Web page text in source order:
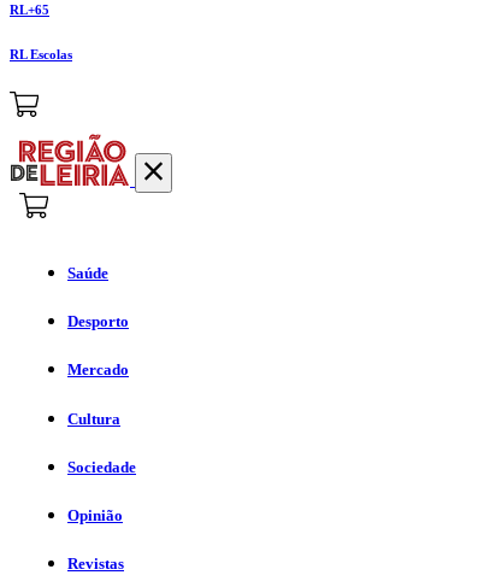
RL+65
RL Escolas
Saúde
Desporto
Mercado
Cultura
Sociedade
Opinião
Revistas